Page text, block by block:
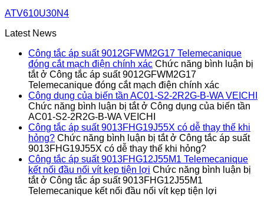
ATV610U30N4
Latest News
Công tắc áp suất 9012GFWM2G17 Telemecanique
đóng cắt mạch điện chính xác Chức năng bình luận bị
tắtở Công tắc áp suất 9012GFWM2G17
Telemecanique đóng cắt mạch điện chính xác
Công dụng của biến tần AC01-S2-2R2G-B-WA VEICHI
Chức năng bình luận bị tắtở Công dụng của biến tần
AC01-S2-2R2G-B-WA VEICHI
Công tắc áp suất 9013FHG19J55X có dễ thay thế khi
hỏng? Chức năng bình luận bị tắtở Công tắc áp suất
9013FHG19J55X có dễ thay thế khi hỏng?
Công tắc áp suất 9013FHG12J55M1 Telemecanique
kết nối đầu nối vít kẹp tiện lợi Chức năng bình luận bị
tắtở Công tắc áp suất 9013FHG12J55M1
Telemecanique kết nối đầu nối vít kẹp tiện lợi